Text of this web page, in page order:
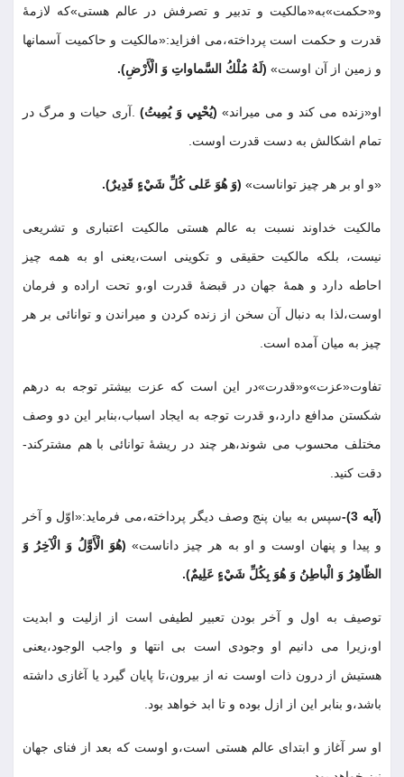
و«حكمت»به«مالكيت و تدبير و تصرفش در عالم هستى»كه لازمۀ
قدرت و حكمت است پرداخته،مى افزايد:«مالكيت و حاكميت آسمانها
و زمين از آن اوست» (لَهُ مُلْكُ السَّماواتِ وَ الْأَرْضِ).
او«زنده مى كند و مى ميراند» (يُحْيِي وَ يُمِيتُ) .آرى حيات و مرگ در
تمام اشكالش به دست قدرت اوست
«و او بر هر چيز تواناست» (وَ هُوَ عَلى كُلِّ شَيْءٍ قَدِيرٌ).
مالكيت خداوند نسبت به عالم هستى مالكيت اعتبارى و تشريعى
نيست، بلكه مالكيت حقيقى و تكوينى است،يعنى او به همه چيز
احاطه دارد و همۀ جهان در قبضۀ قدرت او،و تحت اراده و فرمان
اوست،لذا به دنبال آن سخن از زنده كردن و ميراندن و توانائى بر هر
چيز به ميان آمده است
تفاوت«عزت»و«قدرت»در اين است كه عزت بيشتر توجه به درهم
شكستن مدافع دارد،و قدرت توجه به ايجاد اسباب،بنابر اين دو وصف
مختلف محسوب مى شوند،هر چند در ريشۀ توانائى با هم مشتركند-
دقت كنيد
(آيه 3)-
سپس به بيان پنج وصف ديگر پرداخته،مى فرمايد:«اوّل و آخر
و پيدا و پنهان اوست و او به هر چيز داناست» (هُوَ الْأَوَّلُ وَ الْآخِرُ وَ
الظّاهِرُ وَ الْباطِنُ وَ هُوَ بِكُلِّ شَيْءٍ عَلِيمٌ).
توصيف به اول و آخر بودن تعبير لطيفى است از ازليت و ابديت
او،زيرا مى دانيم او وجودى است بى انتها و واجب الوجود،يعنى
هستيش از درون ذات اوست نه از بيرون،تا پايان گيرد يا آغازى داشته
باشد،و بنابر اين از ازل بوده و تا ابد خواهد بود
او سر آغاز و ابتداى عالم هستى است،و اوست كه بعد از فناى جهان